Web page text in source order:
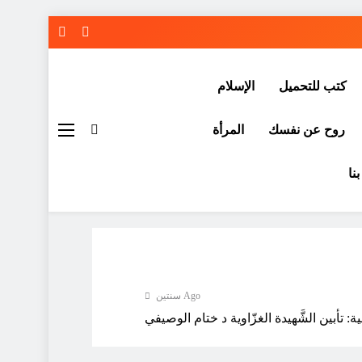
كتب للتحميل الإسلام
روح عن نفسك المرأة
سنتين Ago
تأبين الشَّهيدة الغزّاوية د ختام الوصيفي